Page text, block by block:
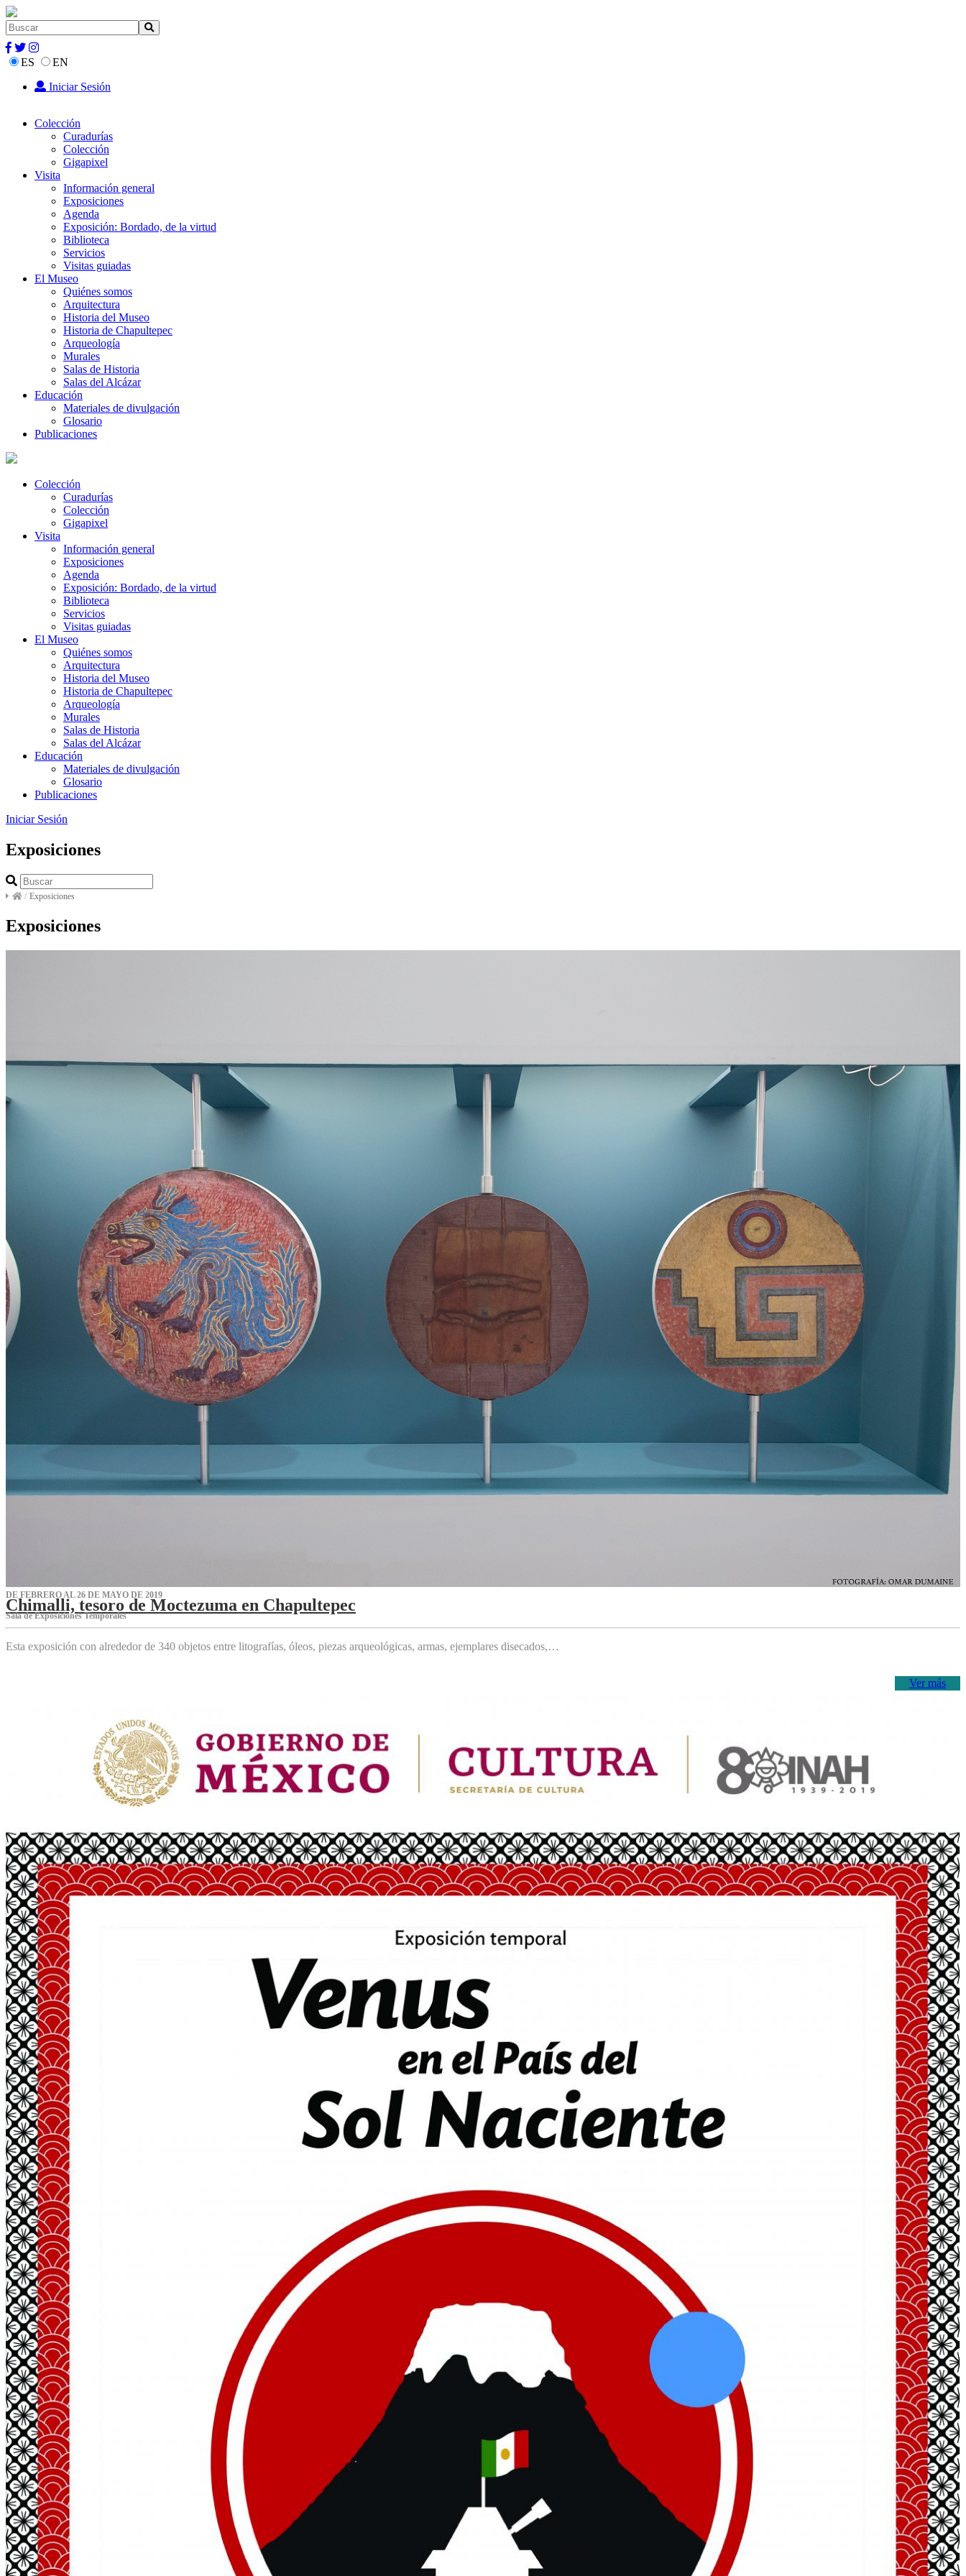
ES
EN
Iniciar Sesión
Colección
Curadurías
Colección
Gigapixel
Visita
Información general
Exposiciones
Agenda
Exposición: Bordado, de la virtud
Biblioteca
Servicios
Visitas guiadas
El Museo
Quiénes somos
Arquitectura
Historia del Museo
Historia de Chapultepec
Arqueología
Murales
Salas de Historia
Salas del Alcázar
Educación
Materiales de divulgación
Glosario
Publicaciones
Colección
Curadurías
Colección
Gigapixel
Visita
Información general
Exposiciones
Agenda
Exposición: Bordado, de la virtud
Biblioteca
Servicios
Visitas guiadas
El Museo
Quiénes somos
Arquitectura
Historia del Museo
Historia de Chapultepec
Arqueología
Murales
Salas de Historia
Salas del Alcázar
Educación
Materiales de divulgación
Glosario
Publicaciones
Iniciar Sesión
Exposiciones
/ Exposiciones
Exposiciones
DE FEBRERO AL 26 DE MAYO DE 2019
Chimalli, tesoro de Moctezuma en Chapultepec
Sala de Exposiciones Temporales
Esta exposición con alrededor de 340 objetos entre litografías, óleos, piezas arqueológicas, armas, ejemplares disecados,…
Ver más